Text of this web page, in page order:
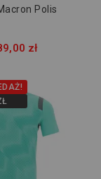
Polis
zł